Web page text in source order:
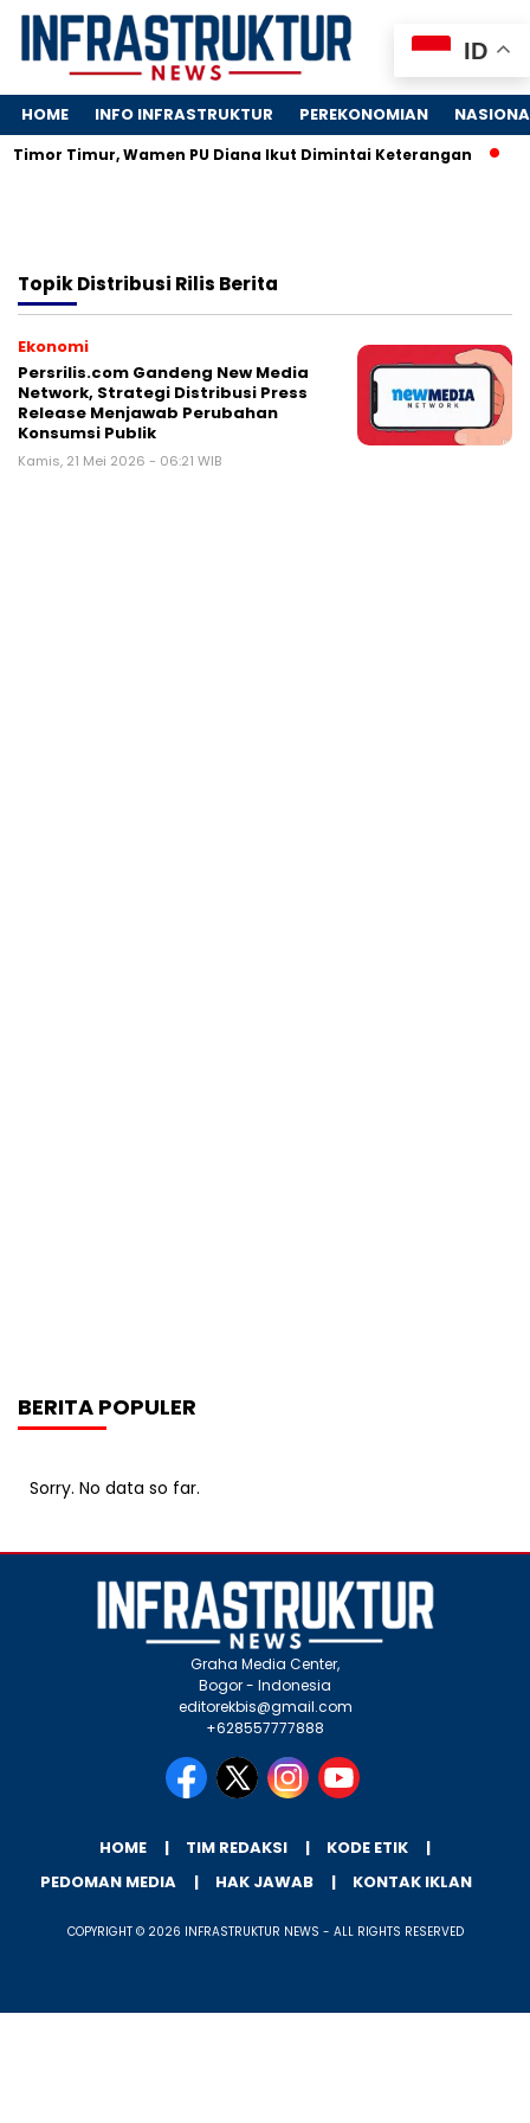
HOME INFO INFRASTRUKTUR PEREKONOMIAN
Timur, Wamen PU Diana Ikut Dimintai Keterangan
TopikDistribusi Rilis Berita
Ekonomi
Persrilis.com Gandeng New Media
Network, Strategi Distribusi Press
Release Menjawab Perubahan
Konsumsi Publik
Kamis, 21 Mei 2026 - 06:21 WIB
BERITA POPULER
Sorry. No data so far.
ID
Graha Media Center,
Bogor - Indonesia
editorekbis@gmail.com
+628557777888
HOME TIM REDAKSI
KODE ETIK
PEDOMAN MEDIA
HAK JAWAB KONTAK IKLAN
COPYRIGHT © 2026 INFRASTRUKTUR NEWS - ALL RIGHTS RESERVED